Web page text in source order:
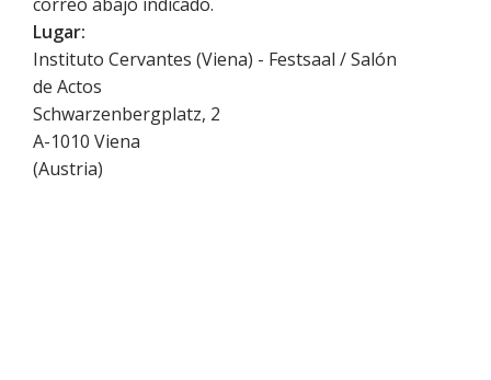
Lugar:
Instituto Cervantes (Viena) - Festsaal / Salón
de Actos
Schwarzenbergplatz, 2
A-1010 Viena
(Austria)